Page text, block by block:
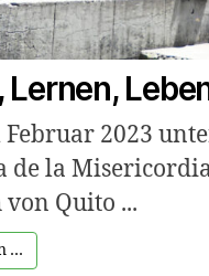
Lernen,
Februar 2023
de la
Quito ...
…